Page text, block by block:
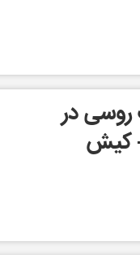
روسی در
کیش